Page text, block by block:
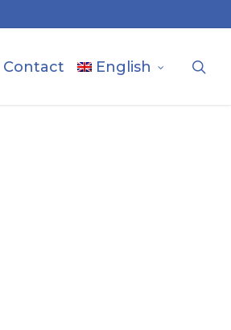
Contact English